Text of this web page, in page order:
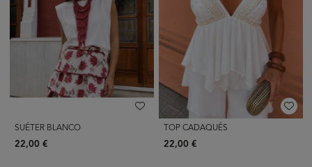
SUÉTER BLANCO
22,00 €
TOP CADAQUÉS
22,00 €